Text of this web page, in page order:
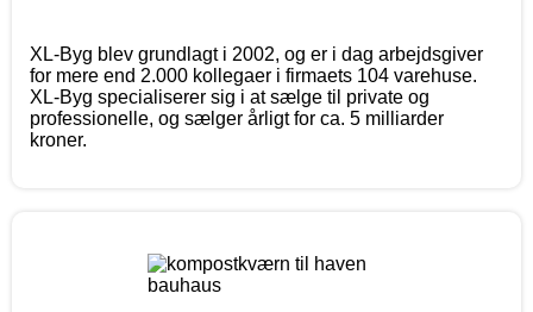
XL-Byg blev grundlagt i 2002, og er i dag arbejdsgiver
for mere end 2.000 kollegaer i firmaets 104 varehuse.
XL-Byg specialiserer sig i at sælge til private og
professionelle, og sælger årligt for ca. 5 milliarder
kroner.